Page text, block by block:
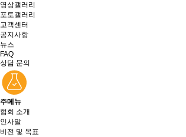
영상갤러리
포토갤러리
고객센터
공지사항
뉴스
FAQ
상담 문의
주메뉴
협회 소개
인사말
비전 및 목표